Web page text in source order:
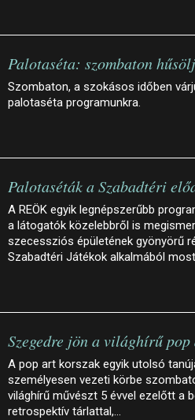
Palotaséta: szombaton
Szombaton, a szokásos időben
palotaséta programunkra.
Palotaséták a Szabadtéri
A REÖK egyik legnépszerűbb
a látogatók közelebbről is
szecessziós épületének gyönyörű
Szabadtéri Játékok alkalmából
Szegedre jön a világhírű pop
A pop art korszak egyik utolsó
személyesen vezeti körbe
világhírű művészt 5 évvel ezelőtt a
retrospektív tárlattal,…